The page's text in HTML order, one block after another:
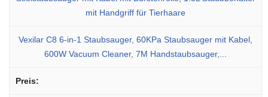
Vexilar C8 6-in-1 Staubsauger, 60KPa Staubsauger mit Kabel,
600W Vacuum Cleaner, 7M Handstaubsauger,...